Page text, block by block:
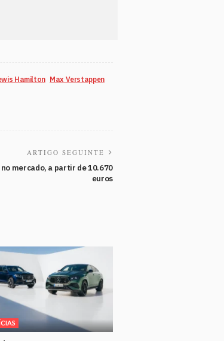
Hamilton Max Verstappen
ARTIGO SEGUINTE
mercado, a partir de 10.670
euros